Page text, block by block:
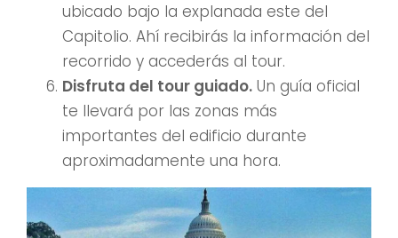
ubicado bajo la explanada este del
Capitolio. Ahí recibirás la información del
recorrido y accederás al tour.
Disfruta del tour guiado. Un guía oficial
te llevará por las zonas más
importantes del edificio durante
aproximadamente una hora.